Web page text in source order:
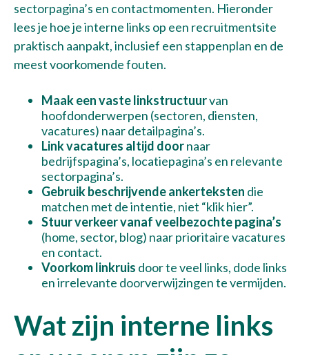
sectorpagina’s en contactmomenten. Hieronder
lees je hoe je interne links op een recruitmentsite
praktisch aanpakt, inclusief een stappenplan en de
meest voorkomende fouten.
Maak een vaste linkstructuurvan
hoofdonderwerpen (sectoren, diensten,
vacatures) naar detailpagina’s.
Link vacatures altijd doornaar
bedrijfspagina’s, locatiepagina’s en relevante
sectorpagina’s.
Gebruik beschrijvende ankerteksten die
matchen met de intentie, niet “klik hier”.
Stuur verkeer vanaf veelbezochte pagina’s
(home, sector, blog) naar prioritaire vacatures
en contact.
Voorkom linkruis door te veel links, dode links
en irrelevante doorverwijzingen te vermijden.
Wat zijn interne links